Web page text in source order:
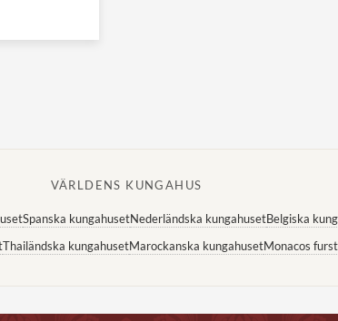
VÄRLDENS KUNGAHUS
Spanska kungahusetNederländska kungahusetBelgiska
Thailändska kungahusetMarockanska kungahusetMonacos